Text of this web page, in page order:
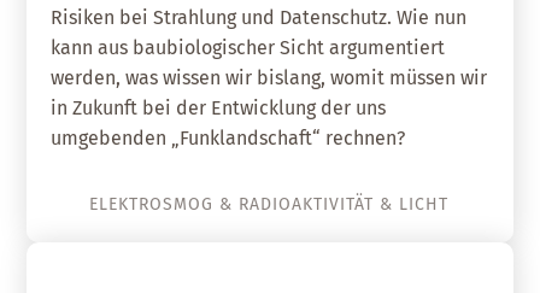
Risiken bei Strahlung und Datenschutz. Wie nun
kann aus baubiologischer Sicht argumentiert
werden, was wissen wir bislang, womit müssen wir
in Zukunft bei der Entwicklung der uns
umgebenden „Funklandschaft“ rechnen?
ELEKTROSMOG & RADIOAKTIVITÄT & LICHT